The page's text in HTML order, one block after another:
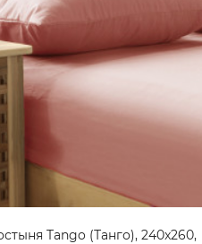
Tango (Танго), 240x260,